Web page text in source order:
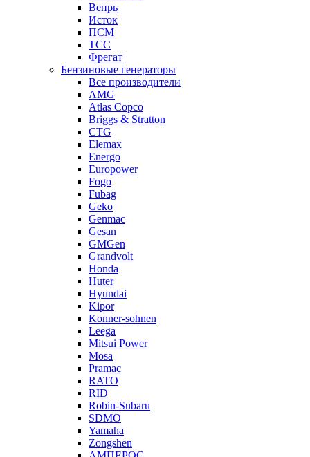
Вепрь
Исток
ПСМ
ТСС
Фрегат
Бензиновые генераторы
Все производители
AMG
Atlas Copco
Briggs & Stratton
CTG
Elemax
Energo
Europower
Fogo
Fubag
Geko
Genmac
Gesan
GMGen
Grandvolt
Honda
Huter
Hyundai
Kipor
Konner-sohnen
Leega
Mitsui Power
Mosa
Pramac
RATO
RID
Robin-Subaru
SDMO
Yamaha
Zongshen